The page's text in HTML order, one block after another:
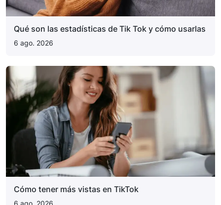
Qué son las estadísticas de Tik Tok y cómo usarlas
6 ago. 2026
Cómo tener más vistas en TikTok
6 ago. 2026